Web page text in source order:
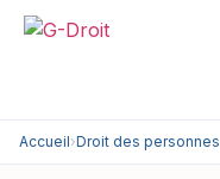
Aller
Accueil›Droit des personnes